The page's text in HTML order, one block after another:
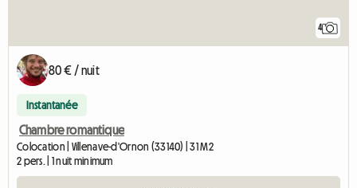
4
80 € / nuit
Instantanée
Chambre romantique
Colocation | Villenave-d'Ornon (33140) | 31 M2
2 pers. | 1 nuit minimum